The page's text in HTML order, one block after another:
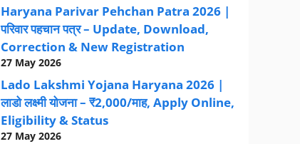
Haryana Parivar Pehchan Patra 2026 |
परिवार पहचान पत्र – Update, Download,
Correction & New Registration
27 May 2026
Lado Lakshmi Yojana Haryana 2026 |
लाडो लक्ष्मी योजना – ₹2,000/माह, Apply Online,
Eligibility & Status
27 May 2026